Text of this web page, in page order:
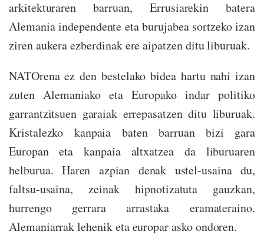
arkitekturaren barruan, Errusiarekin batera
Alemania independente eta burujabea sortzeko izan
ziren aukera ezberdinak ere aipatzen ditu liburuak.
NATOrena ez den bestelako bidea hartu nahi izan
zuten Alemaniako eta Europako indar politiko
garrantzitsuen garaiak errepasatzen ditu liburuak.
Kristalezko kanpaia baten barruan bizi gara
Europan eta kanpaia altxatzea da liburuaren
helburua. Haren azpian denak ustel-usaina du,
faltsu-usaina, zeinak hipnotizatuta gauzkan,
hurrengo gerrara arrastaka eramateraino.
Alemaniarrak lehenik eta europar asko ondoren.